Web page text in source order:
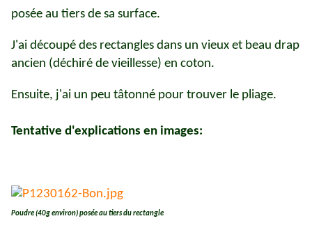
posée au tiers de sa surface.
J'ai découpé des rectangles dans un vieux et beau drap
ancien (déchiré de vieillesse) en coton.
Ensuite, j'ai un peu tâtonné pour trouver le pliage.
Tentative d'explications en images:
Poudre (40g environ) posée au tiers du rectangle